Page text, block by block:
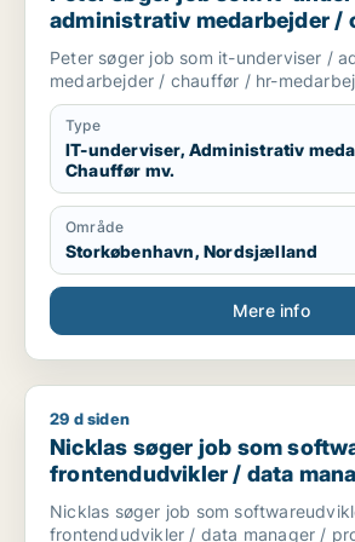
till förbundsstämma för Fyrbodal
Kommunförbundet Fyrbodal, Ers
Kommunalförbundet ledamot [xxxxx]
ledamot [xxxxx] Kommunfullmäktige
[xxxxx] Norra Ålvsborgs
ledamot [xxxxx] Byggnadsnämnd
Fastighetsbolaget Solrosen ledamot
företag [xxxxx] Art Now [xxxxx] Tv-
Värnplikt 1989
Tv-fyndet [xxxxx] Distrubition och
administrativ medarbejder /
medarbejder
Peter søger job som it-underviser /
medarbejder / chauffør / hr-
Type
IT-underviser, Administrativ
Chauffør mv.
Område
Storkøbenhavn, Nordsjælland
Mere info
Nicklas søger job som
29 d siden
Nicklas søger job som
frontendudvikler / data
projektleder / konsulent
Nicklas søger job som
frontendudvikler / data manager /